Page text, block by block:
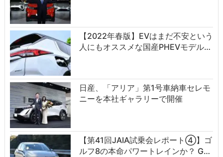
【2022年春版】EVはまだ不安という
人にもオススメな国産PHEVモデル…
日産、「アリア」第1号車納車セレモ
ニーを本社ギャラリーで開催
【第41回JAIA試乗会レポート④】ゴ
ルフ8の本命パワートレインか？ G…